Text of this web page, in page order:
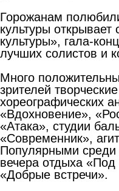
Горожанам
культуры
культуры», гала-
лучших солистов и
Много
зрителей
хореографических
«Вдохновение»,
«Атака», студии
«Современник»,
Популярными среди
вечера отдыха «Под
«Добрые встречи».